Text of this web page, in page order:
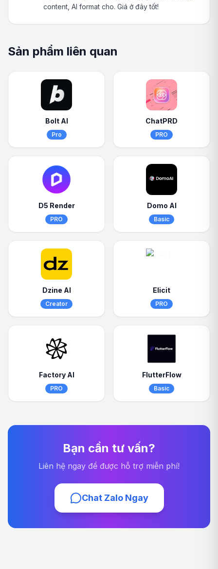
content, AI format cho. Giá ở đây tốt!
Sản phẩm liên quan
Bolt AI
Pro
ChatPRD
PRO
D5 Render
PRO
Domo AI
Basic
Dzine AI
Creator
Elicit
PRO
Factory AI
PRO
FlutterFlow
Basic
Bạn cần tư vấn?
Liên hệ ngay để được hỗ trợ miễn phí!
Chat Zalo Ngay